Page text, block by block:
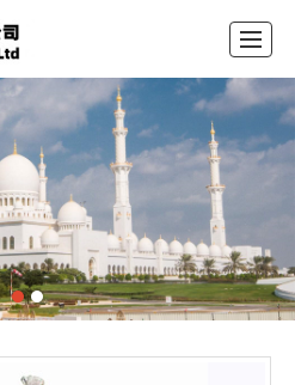
新闻动态 采购留言 联系我们